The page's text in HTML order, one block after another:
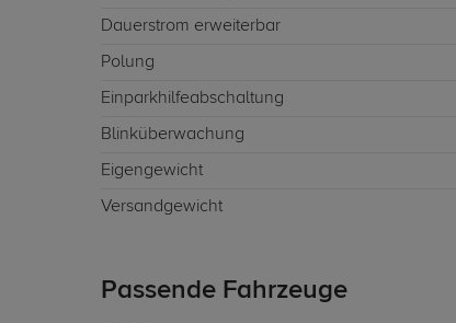
Dauerstrom erweiterbar
Polung
Einparkhilfeabschaltung
Blinküberwachung
Eigengewicht
Versandgewicht
Passende Fahrzeuge